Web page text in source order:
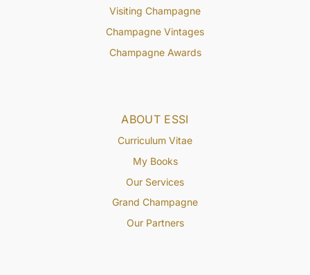
ABOUT ESSI
Curriculum Vitae
My Books
Our Services
Grand Champagne
Our Partners
Visiting Champagne
Champagne Vintages
Champagne Awards